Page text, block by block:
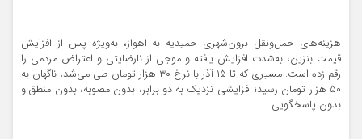
هزینه‌های حمل‌ونقل برون‌شهری حمیدیه به اهواز، به‌ویژه پس از افزایش
قیمت بنزین، به‌شدت افزایش یافته و موجی از نارضایتی و اعتراض مردمی را
رقم زده است. مسیری که تا ۱۵ آذر با نرخ ۳۰ هزار تومان طی می‌شد، ناگهان به
۵۰ هزار تومان رسید؛ افزایشی نزدیک به دو برابر، بدون مصوبه، بدون منطق و
بدون پاسخگویی.